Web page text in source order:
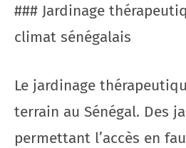
### Jardinage
climat sénégalais
Le jardinage
terrain au Sénégal. Des
permettant l’accès en